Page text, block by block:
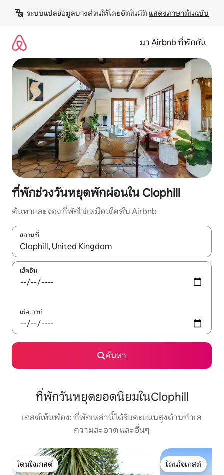
เนื้อหา
ระบบแปลข้อมูลบางส่วนให้โดยอัตโนมัติ แสดงภาษาต้นฉบับ
มา Airbnb ที่พักกัน
ที่พักช่วงวันหยุดพักผ่อนใน Clophill
ค้นหาและจองที่พักไม่เหมือนใครใน Airbnb
สถานที่
ใช้ลูกศรขึ้นลง หรือใช้การสัมผัสหรือปัด เพื่อสำรวจผลการค้นหา
เช็คอิน
เช็คเอาท์
ค้นหา
ที่พักวันหยุดยอดนิยมในClophill
เกสต์เห็นพ้อง: ที่พักเหล่านี้ได้รับคะแนนสูงด้านทำเล
ความสะอาด และอื่นๆ
โดนใจเกสต์
โดนใจเกสต์
โดนใจเกสต์
โดนใจเกสต์